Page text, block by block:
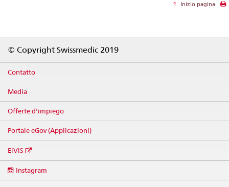
Inizio pagina
© Copyright Swissmedic 2019
Contatto
Media
Offerte d'impiego
Portale eGov (Applicazioni)
ElViS
media
Instagram